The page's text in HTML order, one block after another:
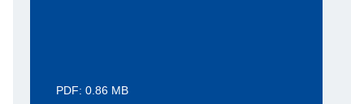
PDF: 0.86 MB